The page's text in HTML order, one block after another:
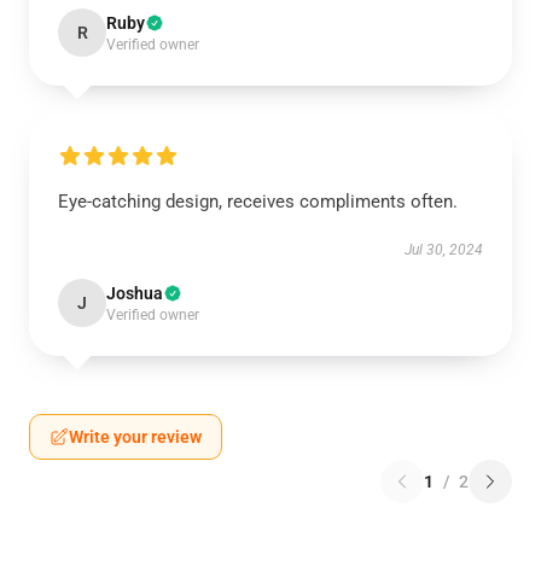
R Ruby
Verified owner
Eye-catching design, receives compliments often.
Jul 30, 2024
J Joshua
Verified owner
Write your review
1 / 2